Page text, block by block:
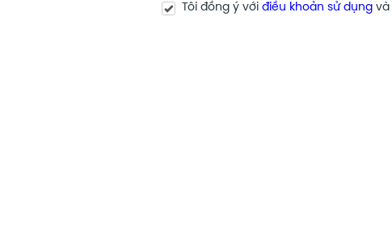
Tôi đồng ý với điều khoản sử dụngvà